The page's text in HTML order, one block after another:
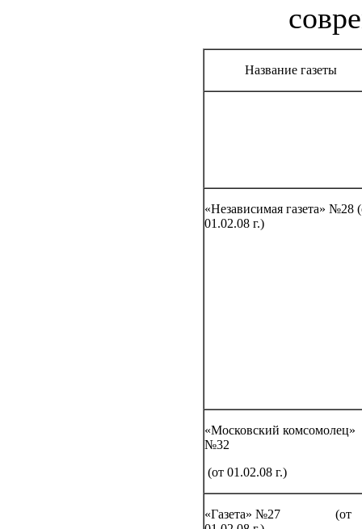
Название газеты
«Независимая газета» №28
01.02.08 г.)
«Московский комсомолец»
№32
(от 01.02.08 г.)
«Газета» №27 (от